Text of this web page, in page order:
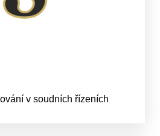
v soudních řízeních